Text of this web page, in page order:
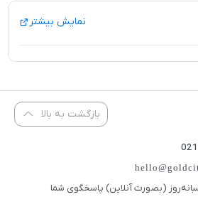
نمایش بیشتر
بازگشت به بالا
، 24 ساعت شبانه‌روز (بصورت آنلاین) پاسخگوی شما